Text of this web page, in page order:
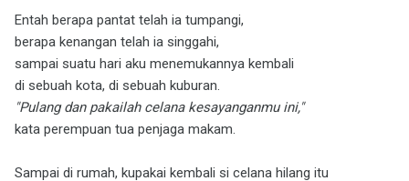
Entah berapa pantat telah ia tumpangi,
berapa kenangan telah ia singgahi,
sampai suatu hari aku menemukannya kembali
di sebuah kota, di sebuah kuburan.
"Pulang dan pakailah celana kesayanganmu ini,"
kata perempuan tua penjaga makam.
Sampai di rumah, kupakai kembali si celana hilang itu